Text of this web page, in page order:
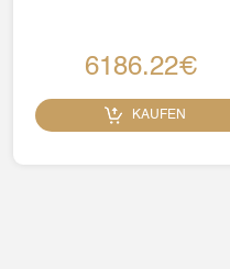
6186.22€
KAUFEN